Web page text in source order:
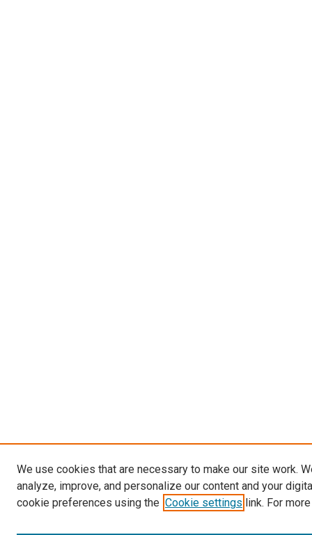
We use cookies that are necessary to make our site work.
analyze, improve, and personalize our content and your
cookie preferences using the Cookie settings link. For